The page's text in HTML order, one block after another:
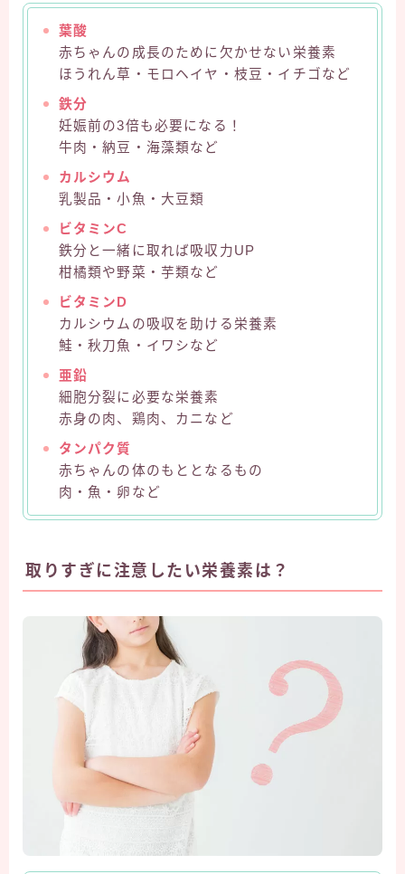
葉酸
赤ちゃんの成長のために欠かせない栄養素
ほうれん草・モロヘイヤ・枝豆・イチゴなど
鉄分
妊娠前の3倍も必要になる！
牛肉・納豆・海藻類など
カルシウム
乳製品・小魚・大豆類
ビタミンC
鉄分と一緒に取れば吸収力UP
柑橘類や野菜・芋類など
ビタミンD
カルシウムの吸収を助ける栄養素
鮭・秋刀魚・イワシなど
亜鉛
細胞分裂に必要な栄養素
赤身の肉、鶏肉、カニなど
タンパク質
赤ちゃんの体のもととなるもの
肉・魚・卵など
取りすぎに注意したい栄養素は？